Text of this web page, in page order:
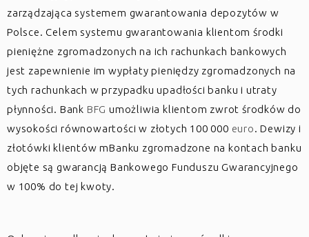
zarządzająca systemem gwarantowania depozytów w
Polsce. Celem systemu gwarantowania klientom środki
pieniężne zgromadzonych na ich rachunkach bankowych
jest zapewnienie im wypłaty pieniędzy zgromadzonych na
tych rachunkach w przypadku upadłości banku i utraty
płynności. Bank BFG umożliwia klientom zwrot środków do
wysokości równowartości w złotych 100 000 euro. Dewizy i
złotówki klientów mBanku zgromadzone na kontach banku
objęte są gwarancją Bankowego Funduszu Gwarancyjnego
w 100% do tej kwoty.